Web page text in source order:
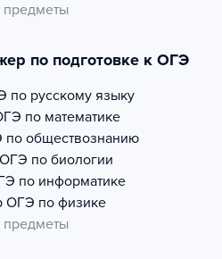
предметы
по подготовке к ОГЭ
по русскому языку
по математике
обществознанию
ОГЭ по биологии
по информатике
ОГЭ по физике
предметы